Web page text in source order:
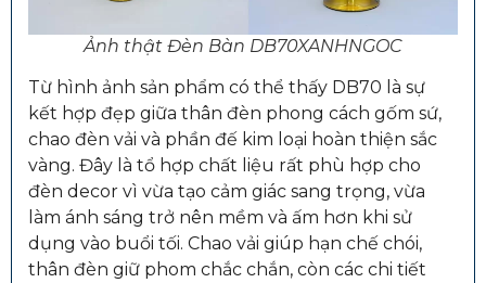
Ảnh thật Đèn Bàn DB70XANHNGOC
Từ hình ảnh sản phẩm có thể thấy DB70 là sự
kết hợp đẹp giữa thân đèn phong cách gốm sứ,
chao đèn vải và phần đế kim loại hoàn thiện sắc
vàng. Đây là tổ hợp chất liệu rất phù hợp cho
đèn decor vì vừa tạo cảm giác sang trọng, vừa
làm ánh sáng trở nên mềm và ấm hơn khi sử
dụng vào buổi tối. Chao vải giúp hạn chế chói,
thân đèn giữ phom chắc chắn, còn các chi tiết